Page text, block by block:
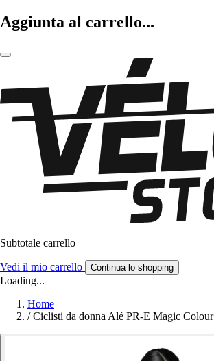
Aggiunta al carrello...
Subtotale carrello
Vedi il mio carrello Continua lo shopping
Loading...
Home
/ Ciclisti da donna Alé PR-E Magic Colour